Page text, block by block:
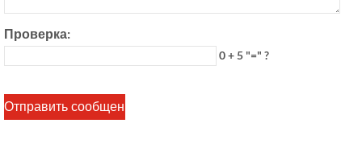
Проверка:
0 + 5 "=" ?